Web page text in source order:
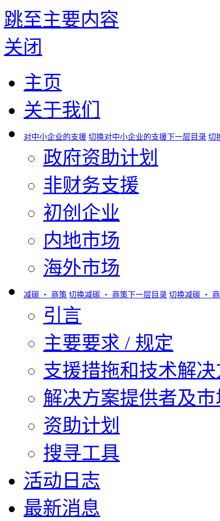
跳至主要内容
关闭
主页
关于我们
对中小企业的支援 切换对中小企业的支援下一层目录 切
政府资助计划
非财务支援
初创企业
内地市场
海外市场
减碳 ‧ 商策 切换减碳 ‧ 商策下一层目录 切换减碳 ‧
引言
主要要求 / 规定
支援措拖和技术解
解决方案提供者及
资助计划
搜寻工具
活动日志
最新消息